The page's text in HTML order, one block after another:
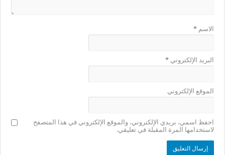
الاسم*
البريد الإلكتروني*
الموقع الإلكتروني
احفظ اسمي، بريدي الإلكتروني، والموقع الإلكتروني في هذا المتصفح
لاستخدامها المرة المقبلة في تعليقي.